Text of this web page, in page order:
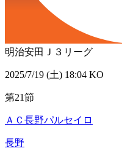
明治安田Ｊ３リーグ
2025/7/19 (土) 18:04 KO
第21節
ＡＣ長野パルセイロ
長野